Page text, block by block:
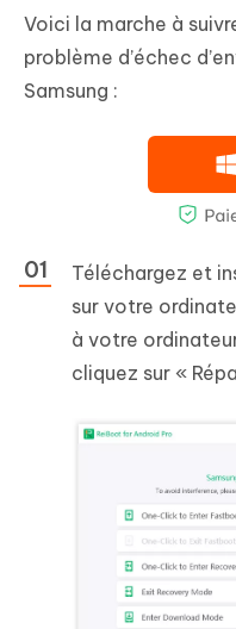
Voici la marche à
problème d’échec
Samsung :
Téléchargez et
sur votre
à votre
cliquez sur «